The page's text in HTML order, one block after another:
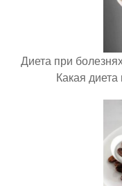
Диета при
Какая